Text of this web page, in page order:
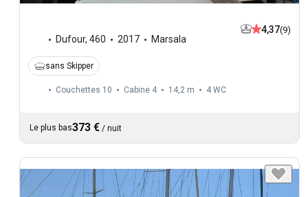
Dufour, 460 2017 Marsala
4,37(9)
sans Skipper
Couchettes 10 Cabine 4 14,2 m 4 WC
Le plus bas373 € / nuit